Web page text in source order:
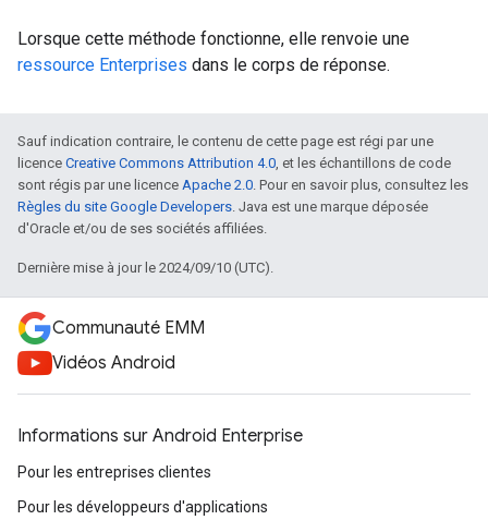
Lorsque cette méthode fonctionne, elle renvoie une
ressource Enterprises dans le corps de réponse.
Sauf indication contraire, le contenu de cette page est régi par une
licence Creative Commons Attribution 4.0, et les échantillons de code
sont régis par une licence Apache 2.0. Pour en savoir plus, consultez les
Règles du site Google Developers. Java est une marque déposée
d'Oracle et/ou de ses sociétés affiliées.
Dernière mise à jour le 2024/09/10 (UTC).
Communauté EMM
Vidéos Android
Informations sur Android Enterprise
Pour les entreprises clientes
Pour les développeurs d'applications